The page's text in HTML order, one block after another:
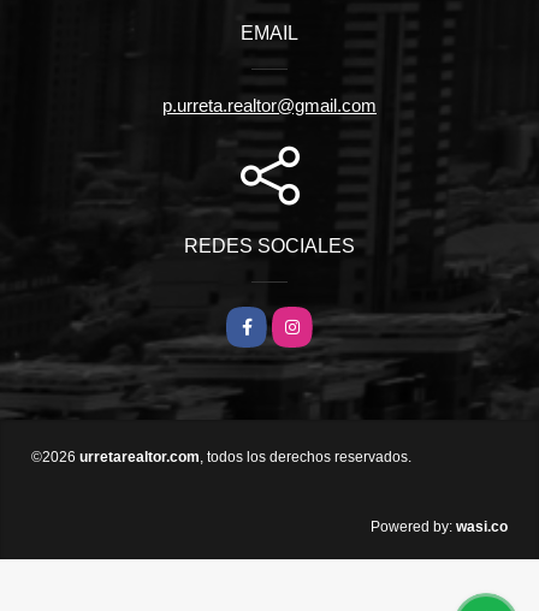
EMAIL
p.urreta.realtor@gmail.com
REDES SOCIALES
FacebookInstagram
©2026 urretarealtor.com, todos los derechos reservados.
Powered by: wasi.co